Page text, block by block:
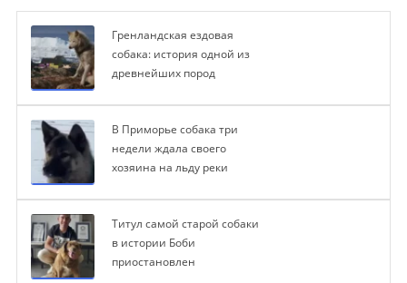
Гренландская ездовая
собака: история одной из
древнейших пород
В Приморье собака три
недели ждала своего
хозяина на льду реки
Титул самой старой собаки
в истории Боби
приостановлен